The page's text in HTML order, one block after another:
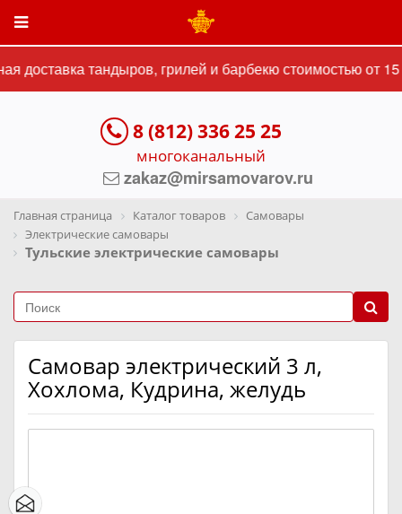
доставка тандыров, грилей и барбекю стоимостью от
8 (812) 336 25 25
многоканальный
zakaz@mirsamovarov.ru
Главная страница Каталог товаров
Самовары
Электрические самовары
Тульские электрические самовары
Самовар электрический 3 л,
Хохлома, Кудрина, желудь